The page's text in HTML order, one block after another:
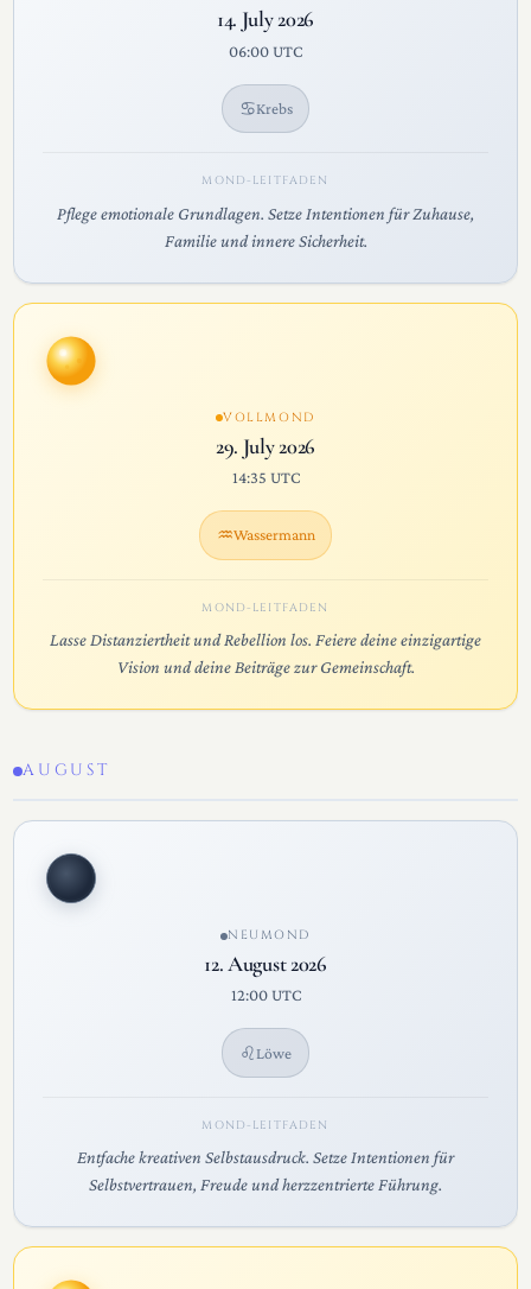
14. July 2026
06:00 UTC
♋Krebs
MOND-LEITFADEN
Pflege emotionale Grundlagen. Setze Intentionen für Zuhause,
Familie und innere Sicherheit.
VOLLMOND
29. July 2026
14:35 UTC
♒Wassermann
MOND-LEITFADEN
Lasse Distanziertheit und Rebellion los. Feiere deine einzigartige
Vision und deine Beiträge zur Gemeinschaft.
AUGUST
NEUMOND
12. August 2026
12:00 UTC
♌Löwe
MOND-LEITFADEN
Entfache kreativen Selbstausdruck. Setze Intentionen für
Selbstvertrauen, Freude und herzzentrierte Führung.